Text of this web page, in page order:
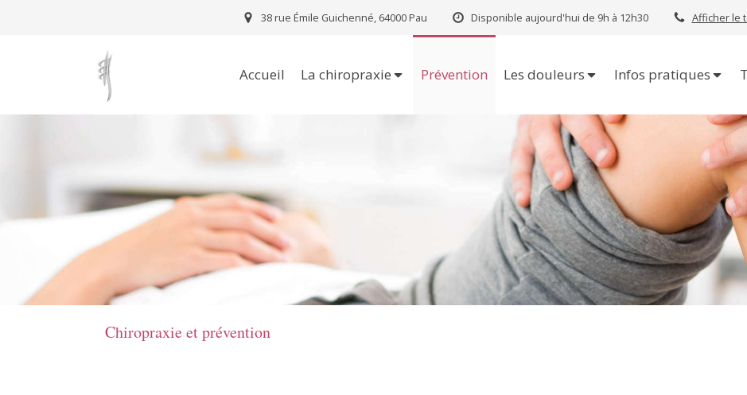
38 rue Émile Guichenné, 64000 Pau Disponible aujourd'hui de 9h à 12h30 Afficher le
Accueil La chiropraxie Prévention Les douleurs Infos pratiques
Chiropraxie et prévention